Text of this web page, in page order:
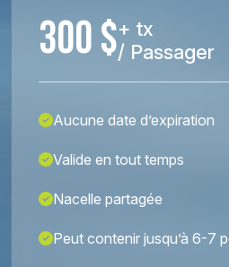
300 $+ tx
/ Passager
Aucune date d’expiration
Valide en tout temps
Nacelle partagée
Peut contenir jusqu’à 6-7